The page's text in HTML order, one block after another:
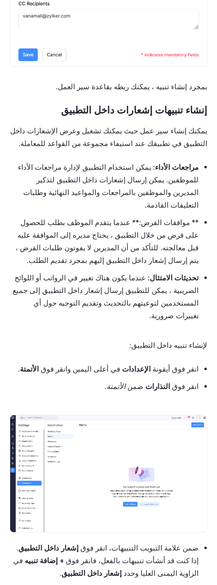
بمجرد إنشاء تنبيه ، يمكنك ربطه بقاعدة سير العمل.
إنشاء تنبيهات إشعارات داخل التطبيق
يمكنك إنشاء سير عمل حيث يمكنك تشغيل وعرض الإشعارات داخل
التطبيق في تطبيقك عند استيفاء مجموعة من القواعد للمعاملة.
مراجعات الأداء: يمكن استخدام التطبيق لإدارة مراجعات الأداء
للموظفين. يمكن إرسال إشعارات داخل التطبيق لتذكير
المديرين والموظفين بالمراجعات والمواعيد النهائية وطلبات
التعليقات القادمة.
** موافقات القرض:** عندما يتقدم الموظف بطلب للحصول
على قرض من خلال التطبيق ، يحتاج مديره إلى الموافقة عليه
قبل معالجته. للتأكد من أن المديرين لا يفوتون طلبات القرض ،
يتم إرسال إشعار داخل التطبيق إليهم بمجرد تقديم الطلب.
تحديثات الامتثال: عندما يكون هناك تغيير في الرواتب أو اللوائح
الضريبية ، يمكن للتطبيق إرسال إشعار داخل التطبيق إلى جميع
المستخدمين لتوعيتهم بالتحديث وتقديم التوجيه حول أي
تغييرات ضرورية.
لإنشاء تنبيه داخل التطبيق:
انقر فوق أيقونة الإعدادات في أعلى اليمين وانقر فوق الأتمتة.
انقر فوق النذارات ضمنالأتمتة.
ضمن علامة التبويب التنبيهات، انقر فوق إشعار داخل التطبيق.
إذا كنت قد أنشأت تنبيهات بالفعل، فانقر فوق + إضافة تنبيه في
الزاوية اليمنى العليا وحدد إشعار داخل التطبيق.